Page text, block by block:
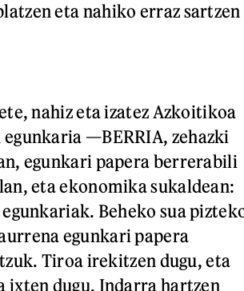
eta nahiko erraz sartzen
nahiz eta izatez Azkoitikoa
—BERRIA, zehazki
egunkari papera berrerabili
eta ekonomika sukaldean:
Beheko sua
egunkari papera
Tiroa irekitzen dugu, eta
ixten dugu. Indarra hartzen